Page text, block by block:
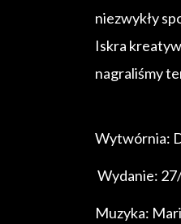
niezwykły
Iskra
nagraliśmy
Wytwórnia:
Wydanie:
Muzyka: